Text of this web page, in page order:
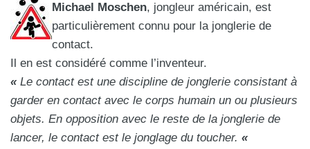
Michael Moschen, jongleur américain, est
particulièrement connu pour la jonglerie de
contact.
Il en est considéré comme l’inventeur.
« Le contact est une discipline de jonglerie consistant à
garder en contact avec le corps humain un ou plusieurs
objets. En opposition avec le reste de la jonglerie de
lancer, le contact est le jonglage du toucher. «